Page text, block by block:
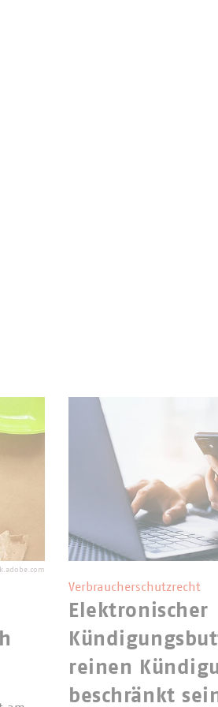
Verbraucherschutzrecht
Elektronischer
reinen
beschränkt